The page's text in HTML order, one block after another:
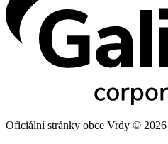
Oficiální stránky obce Vrdy © 2026